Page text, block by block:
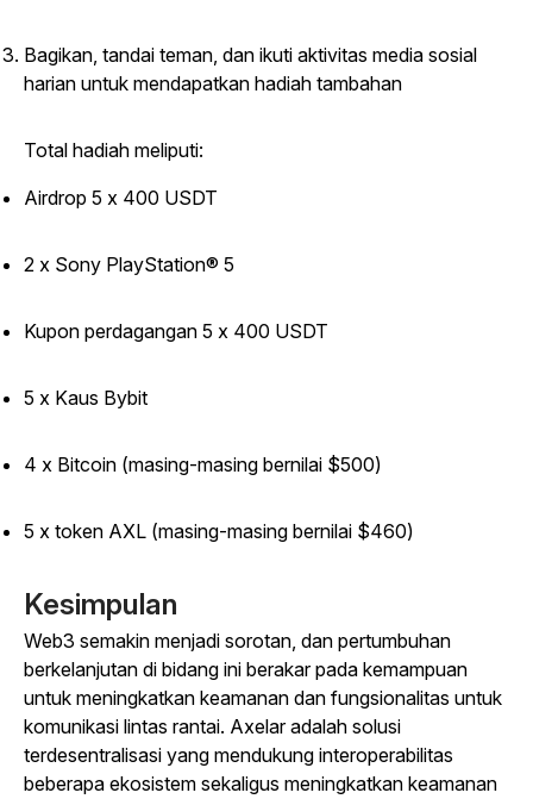
Bagikan, tandai teman, dan ikuti aktivitas media sosial
harian untuk mendapatkan hadiah tambahan
Total hadiah meliputi:
Airdrop 5 x 400 USDT
2 x Sony PlayStation® 5
Kupon perdagangan 5 x 400 USDT
5 x Kaus Bybit
4 x Bitcoin (masing-masing bernilai $500)
5 x token AXL (masing-masing bernilai $460)
Kesimpulan
Web3 semakin menjadi sorotan, dan pertumbuhan
berkelanjutan di bidang ini berakar pada kemampuan
untuk meningkatkan keamanan dan fungsionalitas untuk
komunikasi lintas rantai. Axelar adalah solusi
terdesentralisasi yang mendukung interoperabilitas
beberapa ekosistem sekaligus meningkatkan keamanan